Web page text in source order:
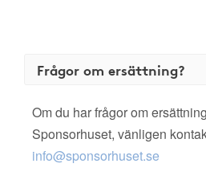
Frågor om ersättning?
Om du har frågor om
Sponsorhuset, vänligen
info@sponsorhuset.se